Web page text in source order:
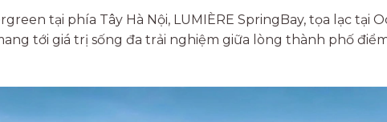
tại phía Tây Hà Nội, LUMIÈRE SpringBay, tọa lạc tại
tới giá trị sống đa trải nghiệm giữa lòng thành phố